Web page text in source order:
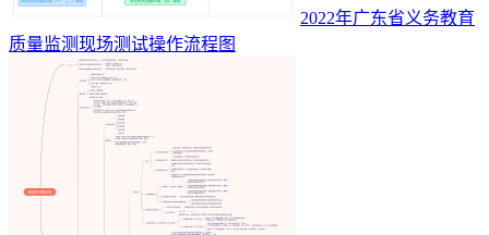
2022年广东省义务教育
质量监测现场测试操作流程图